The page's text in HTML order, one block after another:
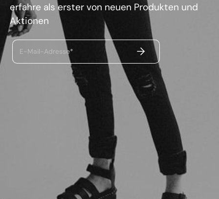
erfahre als erster von neuen Produkten und
Aktionen
E-Mail-Adresse* ABSENDEN